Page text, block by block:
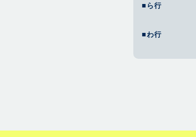
■ら行
■わ行